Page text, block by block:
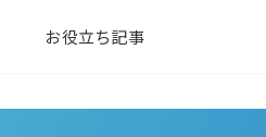
お役立ち記事